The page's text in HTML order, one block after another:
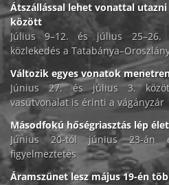
Átszállással lehet vonattal
között
Július 9–12. és július
közlekedés a
Változik egyes vonatok
Június 27. és július 3.
vasútvonalat is érinti a vágányzár
Másodfokú hőségriasztás lép
Június 20-tól június 23-án
figyelmeztetés
Áramszünet lesz május 19-én